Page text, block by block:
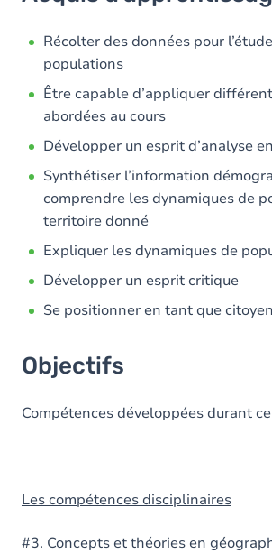
Objectifs
Contenu
Exercices
Récolter des données pour
populations
Être capable d’appliquer
abordées au cours
Développer un esprit d’analyse
Synthétiser l’information
comprendre les dynamiques de
territoire donné
Expliquer les dynamiques de
Développer un esprit critique
Se positionner en tant que
Objectifs
Compétences développées durant
Les compétences disciplinaires
#3. Concepts et théories en